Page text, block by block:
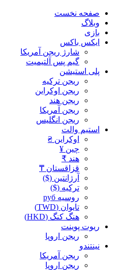
صفحه نخست
وبلاگ
بازی
ایکس باکس
شارژ ریجن آمریکا
گیم پس آلتیمیت
پلی استیشن
ریجن ترکیه
ریجن اوکراین
ریجن هند
ریجن آمریکا
ریجن انگلیس
استیم والت
اوکراین ₴
چین ¥
هند ₹
قزاقستان ₸
آرژانتین ($)
ترکیه ($)
روسیه руб
تایوان (TWD)
هنگ کنگ (HKD)
ریوت پوینت
ریجن اروپا
نینتندو
ریجن آمریکا
ریجن اروپا